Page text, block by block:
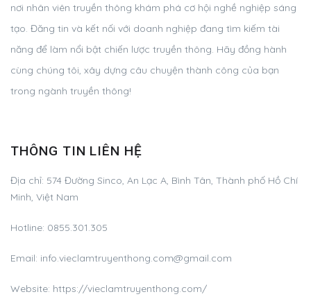
nơi nhân viên truyền thông khám phá cơ hội nghề nghiệp sáng
tạo. Đăng tin và kết nối với doanh nghiệp đang tìm kiếm tài
năng để làm nổi bật chiến lược truyền thông. Hãy đồng hành
cùng chúng tôi, xây dựng câu chuyện thành công của bạn
trong ngành truyền thông!
THÔNG TIN LIÊN HỆ
Địa chỉ: 574 Đường Sinco, An Lạc A, Bình Tân, Thành phố Hồ Chí
Minh, Việt Nam
Hotline: 0855.301.305
Email: info.vieclamtruyenthong.com@gmail.com
Website: https://vieclamtruyenthong.com/